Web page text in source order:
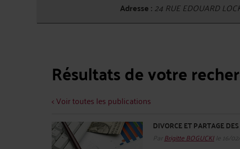
Adresse : 24 RUE EDOUARD
Résultats de votre
< Voir toutes les publications
DIVORCE ET PARTAGE
Par Brigitte BOGUCKI le 16/02/